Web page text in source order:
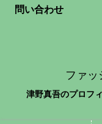
問い合わせ
ファッ
津野真吾のプロフ